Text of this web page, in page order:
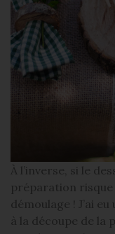
À l’inverse, si le
préparation risque
démoulage ! J’ai
à la découpe de la